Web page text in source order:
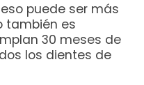
puede ser más
también es
30 meses de
los dientes de